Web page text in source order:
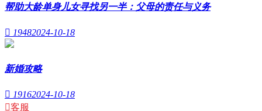
帮助大龄单身儿女寻找另一半：父母的责任与义务
 19482024-10-18
新婚攻略
 19162024-10-18
客服